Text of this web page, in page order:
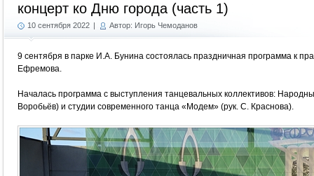
концерт ко Дню города (часть 1)
10 сентября 2022 | Автор: Игорь Чемоданов
9 сентября в парке И.А. Бунина состоялась праздничная программа к
Ефремова.
Началась программа с выступления танцевальных коллективов:
Воробьёв) и студии современного танца «Модем» (рук. С. Краснова).